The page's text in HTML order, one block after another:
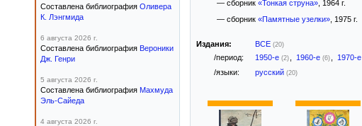
— сборник «Тонкая струна», 1964 г.
— сборник «Памятные узелки», 1975 г.
Издания: ВСЕ (20)
/период: 1950-е (2) 1960-е (6) 1970-е
/языки: русский (20)
Составлена библиография Оливера
К. Лэнгмида
6 августа 2026 г.
Составлена библиография Вероники
Дж. Генри
5 августа 2026 г.
Составлена библиография Махмуда
Эль-Сайеда
4 августа 2026 г.